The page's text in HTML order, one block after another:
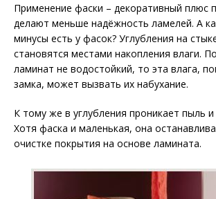
Применение фаски – декоративный плюс
делают меньше надёжность ламелей. А
минусы есть у фасок? Углубления на
становятся местами накопления влаги.
ламинат не водостойкий, то эта влага,
замка, может вызвать их набухание.
К тому же в углубления проникает пыль и
Хотя фаска и маленькая, она
очистке покрытия на основе ламината.